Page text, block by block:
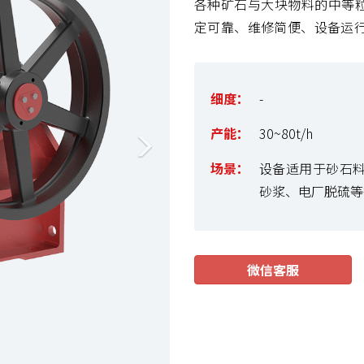
各种矿石与大块物料的中等
定可靠、维修简便、设备运
细度：
-
产能：
30~80t/h
场景：
设备适用于砂石
砂浆、电厂脱硫
微信客服